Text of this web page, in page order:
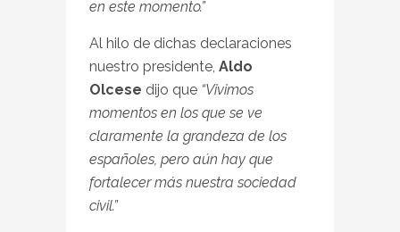
en este momento.”
Al hilo de dichas declaraciones
nuestro presidente, Aldo
Olcese dijo que “Vivimos
momentos en los que se ve
claramente la grandeza de los
españoles, pero aún hay que
fortalecer más nuestra sociedad
civil.”